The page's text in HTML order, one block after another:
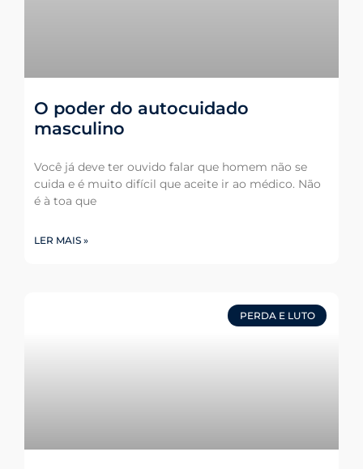
O poder do autocuidado
masculino
Você já deve ter ouvido falar que homem não se
cuida e é muito difícil que aceite ir ao médico. Não
é à toa que
LER MAIS »
PERDA E LUTO